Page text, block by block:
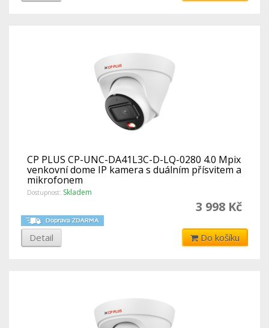
CP PLUS CP-UNC-DA41L3C-D-LQ-0280 4.0 Mpix
venkovní dome IP kamera s duálním přísvitem a
mikrofonem
Dostupnost: Skladem
3 998 Kč
Detail Do košíku